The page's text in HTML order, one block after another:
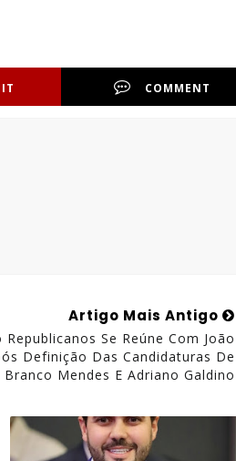
COMMENT
Artigo Mais Antigo
Republicanos Se Reúne Com João
Definição Das Candidaturas De
Branco Mendes E Adriano Galdino